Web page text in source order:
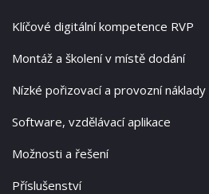
Klíčové digitální kompetence RVP
Montáž a školení v místě dodání
Nízké pořizovací a provozní náklady
Software, vzdělávací aplikace
Možnosti a řešení
Příslušenství